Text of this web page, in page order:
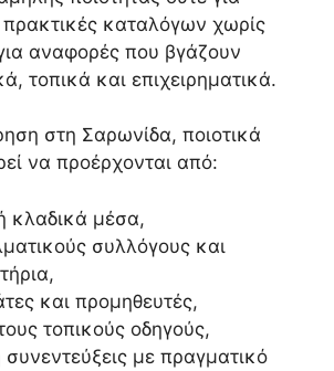
καταλόγων χωρίς
αναφορές που βγάζουν
τοπικά και επιχειρηματικά.
στη Σαρωνίδα, ποιοτικά
να προέρχονται από:
κλαδικά μέσα,
συλλόγους και
και προμηθευτές,
τοπικούς οδηγούς,
με πραγματικό